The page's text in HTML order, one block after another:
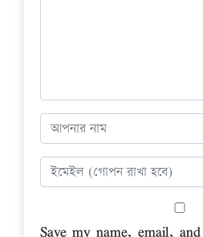
Save my name, email,